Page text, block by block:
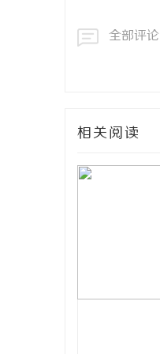
全部评论
相关阅读